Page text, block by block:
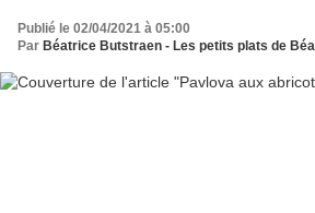
Publié le 02/04/2021 à 05:00
Par Béatrice Butstraen - Les petits plats de Béa